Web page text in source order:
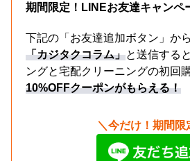
期間限定！LINEお友達キャンペ
下記の「お友達追加ボタン」か
「カジタクコラム」と送信する
ングと宅配クリーニングの初回
10%OFFクーポンがもらえる！
＼今だけ！期間限